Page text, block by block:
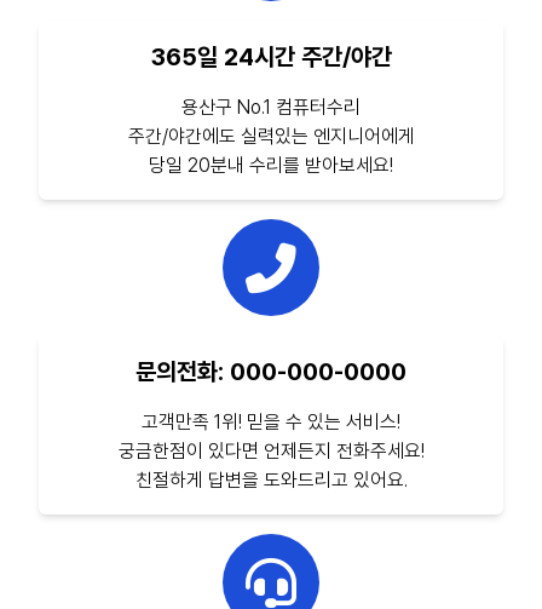
365일 24시간 주간/야간
용산구 No.1 컴퓨터수리
주간/야간에도 실력있는 엔지니어에게
당일 20분내 수리를 받아보세요!
문의전화: 000-000-0000
고객만족 1위! 믿을 수 있는 서비스!
궁금한점이 있다면 언제든지 전화주세요!
친절하게 답변을 도와드리고 있어요.